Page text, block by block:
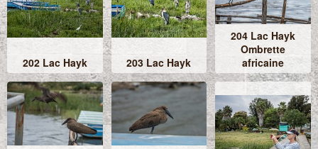
202 Lac Hayk 203 Lac Hayk
204 Lac Hayk
Ombrette
africaine